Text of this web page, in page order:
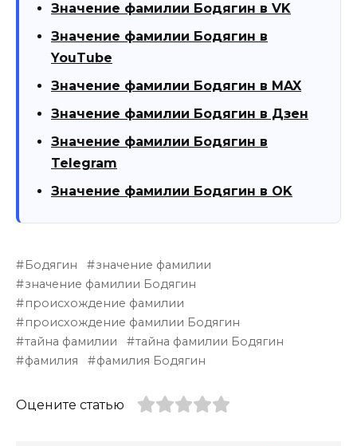
Значение фамилии Бодягин в VK
Значение фамилии Бодягин в
YouTube
Значение фамилии Бодягин в MAX
Значение фамилии Бодягин в Дзен
Значение фамилии Бодягин в
Telegram
Значение фамилии Бодягин в OK
Бодягин
значение фамилии
значение фамилии Бодягин
происхождение фамилии
происхождение фамилии Бодягин
тайна фамилии
тайна фамилии Бодягин
фамилия
фамилия Бодягин
Оцените статью